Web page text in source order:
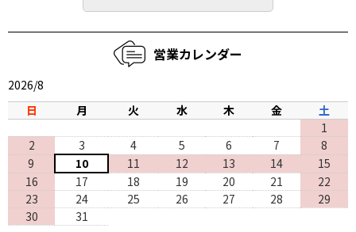
営業カレンダー
2026/8
日
月 火 水 木 金
土
1
2
3 4 5 6 7
8
9
10 11 12 13 14
15
16
17 18 19 20 21
22
23
24 25 26 27 28
29
30
31